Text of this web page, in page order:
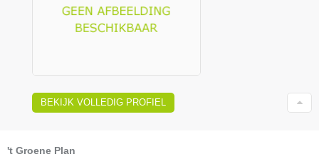
BEKIJK VOLLEDIG PROFIEL
't Groene Plan